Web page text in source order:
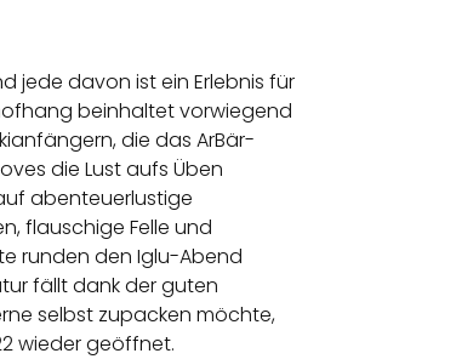
jede davon ist ein Erlebnis für
beinhaltet vorwiegend
die das ArBär-
die Lust aufs Üben
abenteuerlustige
flauschige Felle und
runden den Iglu-Abend
fällt dank der guten
selbst zupacken möchte,
wieder geöffnet.